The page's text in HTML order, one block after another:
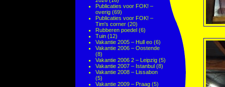
Publicaties voor FOK! –
overig (69)
Publicaties voor FOK! –
Tim's corner (20)
Rubberen poedel (6)
Tuin (12)
Vakantie 2005 – Hull eo (6)
Vakantie 2006 – Oostende
(8)
Vakantie 2006 2 – Leipzig (5)
Vakantie 2007 – Istanbul (8)
Vakantie 2008 – Lissabon
(5)
Vakantie 2009 – Praag (5)